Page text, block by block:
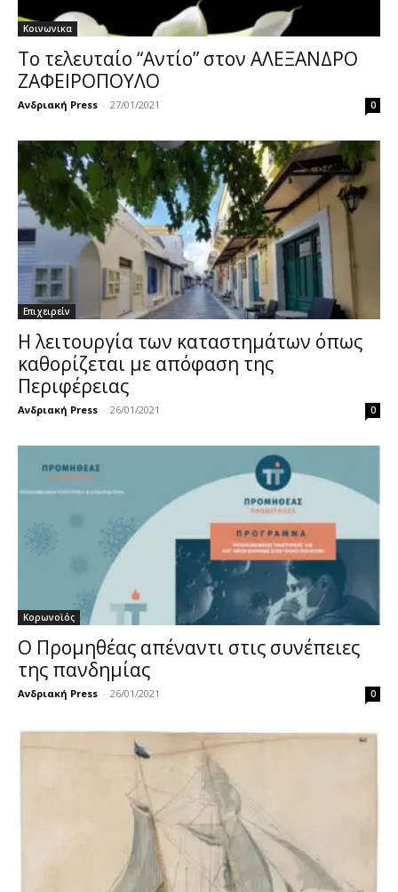
Κοινωνικα
Το τελευταίο “Αντίο” στον ΑΛΕΞΑΝΔΡΟ
ΖΑΦΕΙΡΟΠΟΥΛΟ
Ανδριακή Press - 27/01/2021 0
Επιχειρείν
Η λειτουργία των καταστημάτων όπως
καθορίζεται με απόφαση της
Περιφέρειας
Ανδριακή Press - 26/01/2021 0
Κορωνοϊός
Ο Προμηθέας απέναντι στις συνέπειες
της πανδημίας
Ανδριακή Press - 26/01/2021 0